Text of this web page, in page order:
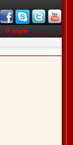
О клубе